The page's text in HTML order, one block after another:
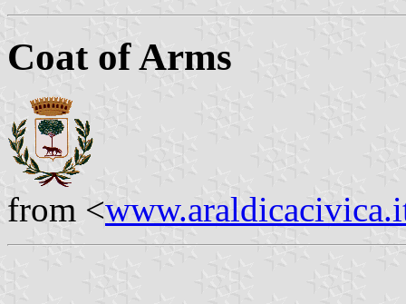
Coat of Arms
from <